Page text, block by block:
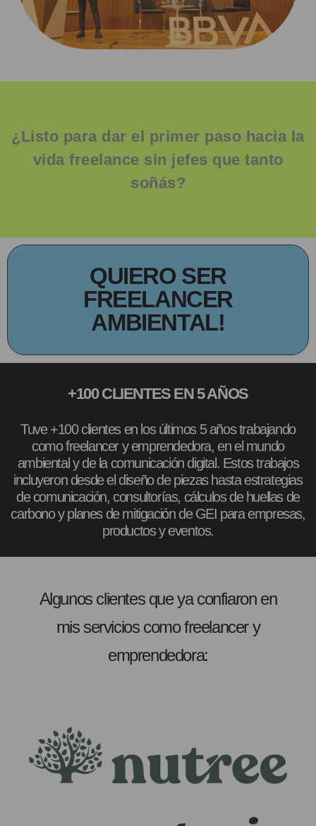
¿Listo para dar el primer paso hacia la
vida freelance sin jefes que tanto
soñás?
QUIERO SER
FREELANCER
AMBIENTAL!
+100 CLIENTES EN 5 AÑOS
Tuve +100 clientes en los últimos 5 años trabajando
como freelancer y emprendedora, en el mundo
ambiental y de la comunicación digital. Estos trabajos
incluyeron desde el diseño de piezas hasta estrategias
de comunicación, consultorías, cálculos de huellas de
carbono y planes de mitigación de GEI para empresas,
productos y eventos.
Algunos clientes que ya confiaron en
mis servicios como freelancer y
emprendedora: